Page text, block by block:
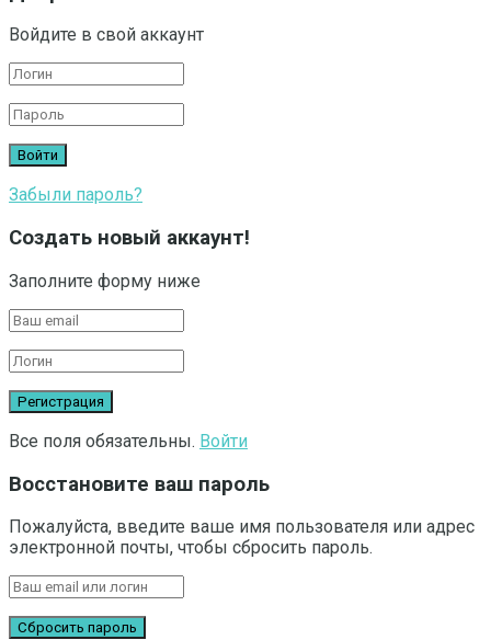
Войдите в свой аккаунт
Забыли пароль?
Создать новый аккаунт!
Заполните форму ниже
Все поля обязательны. Войти
Восстановите ваш пароль
Пожалуйста, введите ваше имя пользователя или адрес
электронной почты, чтобы сбросить пароль.